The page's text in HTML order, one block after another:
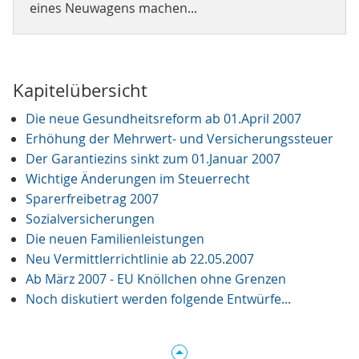
eines Neuwagens machen...
Kapitelübersicht
Die neue Gesundheitsreform ab 01.April 2007
Erhöhung der Mehrwert- und Versicherungssteuer
Der Garantiezins sinkt zum 01.Januar 2007
Wichtige Änderungen im Steuerrecht
Sparerfreibetrag 2007
Sozialversicherungen
Die neuen Familienleistungen
Neu Vermittlerrichtlinie ab 22.05.2007
Ab März 2007 - EU Knöllchen ohne Grenzen
Noch diskutiert werden folgende Entwürfe...